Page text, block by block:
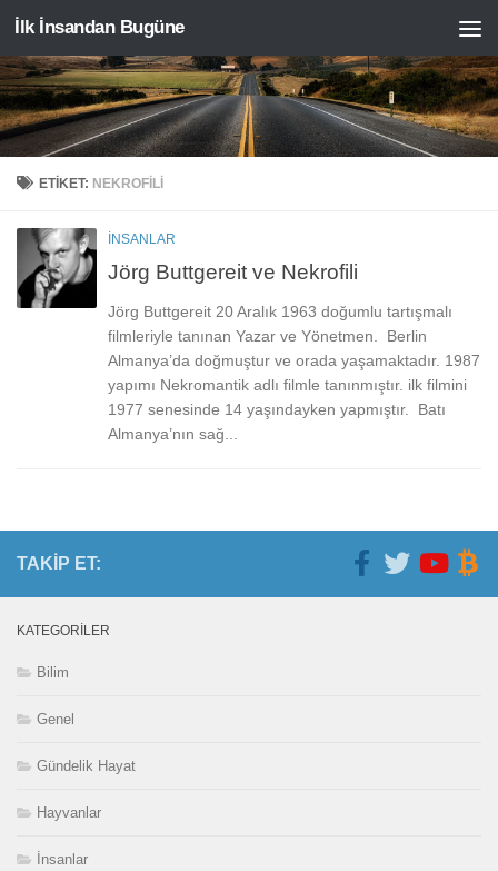
Skip to content
İlk İnsandan Bugüne
ETIKET: NEKROFILI
İNSANLAR
Jörg Buttgereit ve Nekrofili
Jörg Buttgereit 20 Aralık 1963 doğumlu tartışmalı
filmleriyle tanınan Yazar ve Yönetmen. Berlin
Almanya’da doğmuştur ve orada yaşamaktadır. 1987
yapımı Nekromantik adlı filmle tanınmıştır. ilk filmini
1977 senesinde 14 yaşındayken yapmıştır. Batı
Almanya’nın sağ...
TAKIP ET:
KATEGORILER
Bilim
Genel
Gündelik Hayat
Hayvanlar
İnsanlar